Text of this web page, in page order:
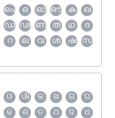
ഐ ഒ ഓ ഔ ക
ഖ
ഡ ഢ ണ ത ഥ
ദ
റ ല വ ശ ഷ
സ
ଓ ଔ କ ଖ ଗ
ଘ
ଢ ଣ ତ ଥ ଦ
ଧ